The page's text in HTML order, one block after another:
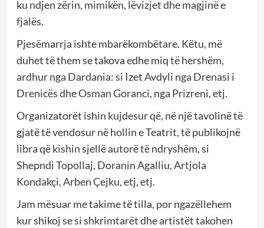
ku ndjen zërin, mimikën, lëvizjet dhe magjinë e
fjalës.
Pjesëmarrja ishte mbarëkombëtare. Këtu, më
duhet të them se takova edhe miq të hershëm,
ardhur nga Dardania: si Izet Avdyli nga Drenasi i
Drenicës dhe Osman Goranci, nga Prizreni, etj.
Organizatorët ishin kujdesur që, në një tavolinë të
gjatë të vendosur në hollin e Teatrit, të publikojnë
libra që kishin sjellë autorë të ndryshëm, si
Shepndi Topollaj, Doranin Agalliu, Artjola
Kondakçi, Arben Çejku, etj, etj.
Jam mësuar me takime të tilla, por ngazëllehem
kur shikoj se si shkrimtarët dhe artistët takohen